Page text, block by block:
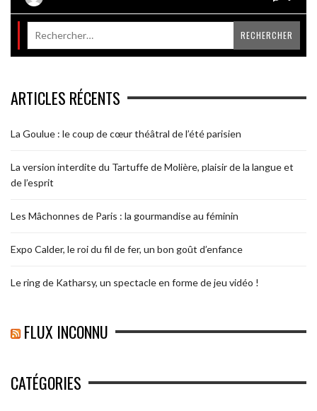
ARTICLES RÉCENTS
La Goulue : le coup de cœur théâtral de l’été parisien
La version interdite du Tartuffe de Molière, plaisir de la langue et
de l’esprit
Les Mâchonnes de Paris : la gourmandise au féminin
Expo Calder, le roi du fil de fer, un bon goût d’enfance
Le ring de Katharsy, un spectacle en forme de jeu vidéo !
FLUX INCONNU
CATÉGORIES